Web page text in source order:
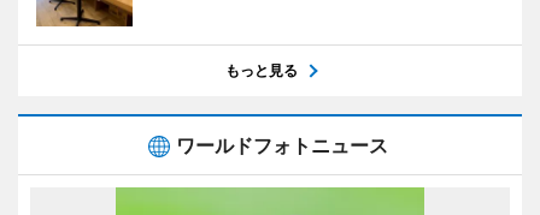
もっと見る
ワールドフォトニュース